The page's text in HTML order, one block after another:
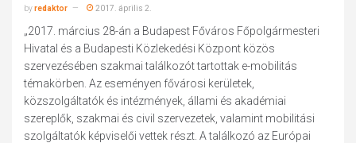
byredaktor 2017. április 2.
„2017. március 28-án a Budapest Főváros Főpolgármesteri
Hivatal és a Budapesti Közlekedési Központ közös
szervezésében szakmai találkozót tartottak e-mobilitás
témakörben. Az eseményen fővárosi kerületek,
közszolgáltatók és intézmények, állami és akadémiai
szereplők, szakmai és civil szervezetek, valamint mobilitási
szolgáltatók képviselői vettek részt. A találkozó az Európai